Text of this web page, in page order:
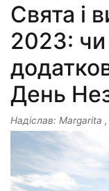
Свята і
2023:
День
Надіслав: Margarita